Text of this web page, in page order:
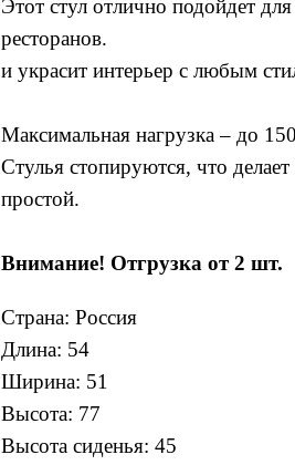
Этот стул отлично подойдет
ресторанов.
и украсит интерьер с любым
Максимальная нагрузка – до
Стулья стопируются, что
простой.
Внимание! Отгрузка от 2 шт.
Cтрана: Россия
Длина: 54
Ширина: 51
Высота: 77
Высота сиденья: 45